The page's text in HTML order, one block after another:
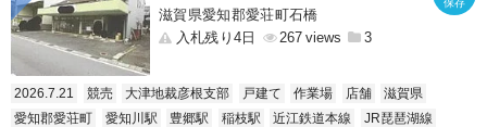
滋賀県愛知郡愛荘町石橋
入札残り4日
267 3
2026.7.21 競売 大津地裁彦根支部 戸建て 作業場 店舗
滋賀県
愛知郡愛荘町
愛知川駅 豊郷駅 稲枝駅 近江鉄道本線
JR琵琶湖線